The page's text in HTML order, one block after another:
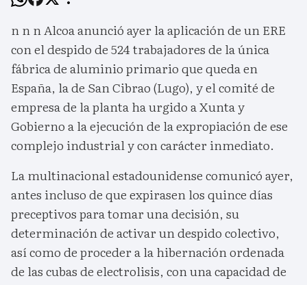
n n n Alcoa anunció ayer la aplicación de un ERE
con el despido de 524 trabajadores de la única
fábrica de aluminio primario que queda en
España, la de San Cibrao (Lugo), y el comité de
empresa de la planta ha urgido a Xunta y
Gobierno a la ejecución de la expropiación de ese
complejo industrial y con carácter inmediato.
La multinacional estadounidense comunicó ayer,
antes incluso de que expirasen los quince días
preceptivos para tomar una decisión, su
determinación de activar un despido colectivo,
así como de proceder a la hibernación ordenada
de las cubas de electrolisis, con una capacidad de